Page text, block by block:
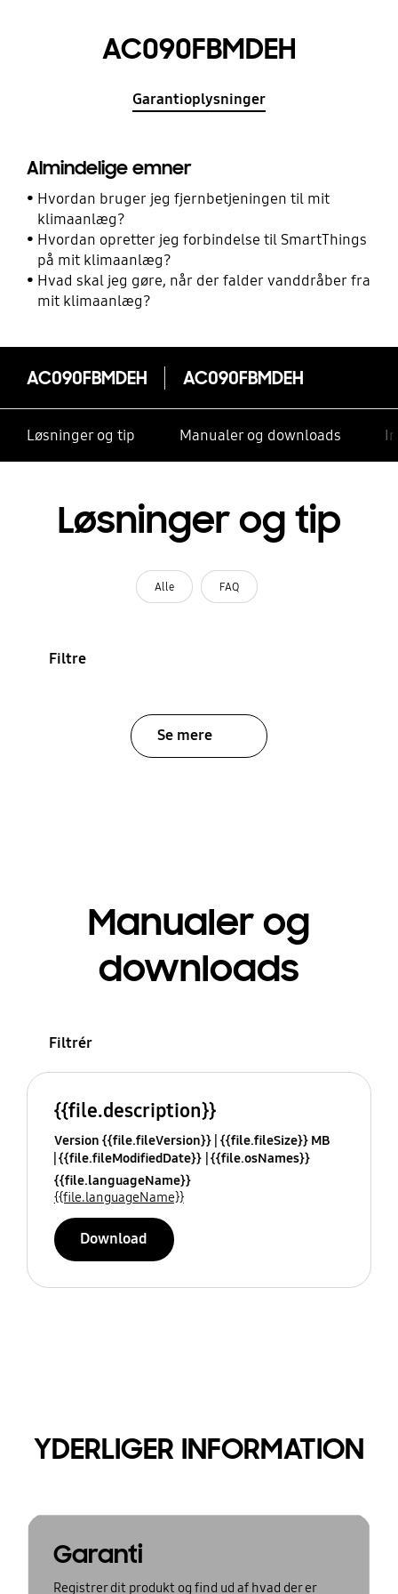
AC090FBMDEH
Garantioplysninger
Almindelige emner
Hvordan bruger jeg fjernbetjeningen til mit
klimaanlæg?
Hvordan opretter jeg forbindelse til SmartThings
på mit klimaanlæg?
Hvad skal jeg gøre, når der falder vanddråber fra
mit klimaanlæg?
AC090FBMDEH AC090FBMDEH
Løsninger og tip Manualer og downloads
Løsninger og tip
Alle FAQ
Filtre
Se mere
Manualer og
downloads
Filtrér
{{file.description}}
Version {{file.fileVersion}} {{file.fileSize}} MB
{{file.fileModifiedDate}} {{file.osNames}}
{{file.languageName}}
{{file.languageName}}
Download
YDERLIGER INFORMATION
Garanti
Registrer dit produkt og find ud af hvad der er